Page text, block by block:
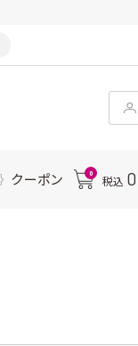
クーポン 0
税込 0